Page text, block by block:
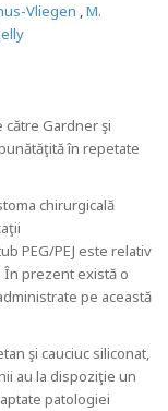
Vliegen ,M.
către Gardner şi
în repetate
chirurgicală
PEG/PEJ este relativ
În prezent există o
pe această
şi cauciuc siliconat,
au la dispoziţie un
patologiei